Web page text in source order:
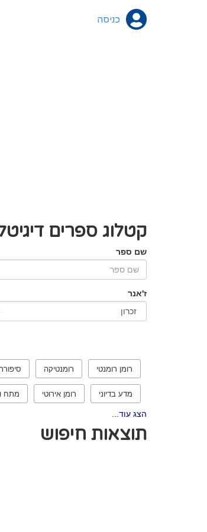
כניסה
קטלוג ספרים
שם ספר
ז'אנר
רומן רומנטי רומנטיקה
מדע בדיוני רומן אירוטי מתח
הצג עוד...
תוצאות חיפוש